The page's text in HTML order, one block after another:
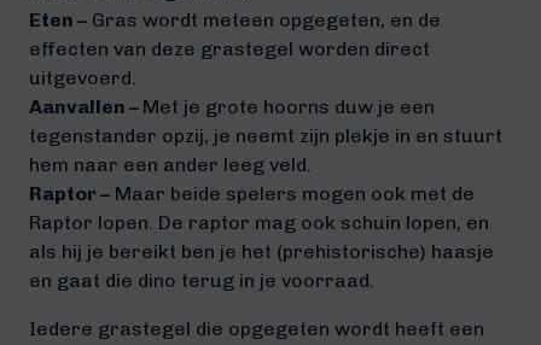
Eten – Gras wordt meteen opgegeten, en de
effecten van deze grastegel worden direct
uitgevoerd.
Aanvallen – Met je grote hoorns duw je een
tegenstander opzij, je neemt zijn plekje in en stuurt
hem naar een ander leeg veld.
Raptor – Maar beide spelers mogen ook met de
Raptor lopen. De raptor mag ook schuin lopen, en
als hij je bereikt ben je het (prehistorische) haasje
en gaat die dino terug in je voorraad.
Iedere grastegel die opgegeten wordt heeft een